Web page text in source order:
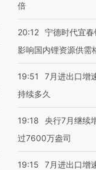
倍
20:12 宁德时代宜
影响国内锂资源供需
19:51
7月进出口增
持续多久
19:18
央行7月继续
过7600万盎司
19:15
7月进出口增